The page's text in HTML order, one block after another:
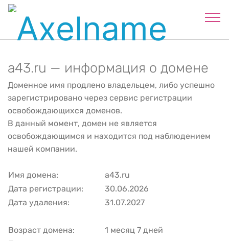
a43.ru — информация о домене
Доменное имя продлено владельцем, либо успешно
зарегистрировано через сервис регистрации
освобождающихся доменов.
В данный момент, домен не является
освобождающимся и находится под наблюдением
нашей компании.
Имя домена:
a43.ru
Дата регистрации:
30.06.2026
Дата удаления:
31.07.2027
Возраст домена:
1 месяц 7 дней